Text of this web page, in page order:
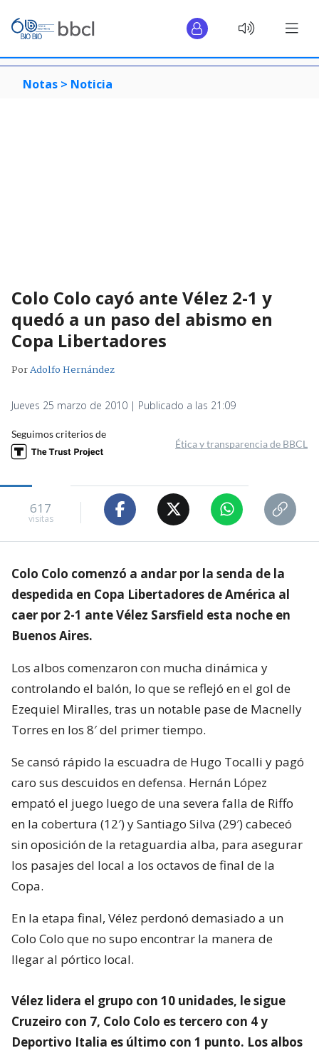
Notas > Noticia
Colo Colo cayó ante Vélez 2-1 y
quedó a un paso del abismo en
Copa Libertadores
PorAdolfo Hernández
Jueves 25 marzo de 2010 | Publicado a las 21:09
Seguimos criterios de
Ética y transparencia de BBCL
617
visitas
Colo Colo comenzó a andar por la senda de la
despedida en Copa Libertadores de América al
caer por 2-1 ante Vélez Sarsfield esta noche en
Buenos Aires.
Los albos comenzaron con mucha dinámica y
controlando el balón, lo que se reflejó en el gol de
Ezequiel Miralles, tras un notable pase de Macnelly
Torres en los 8′ del primer tiempo.
Se cansó rápido la escuadra de Hugo Tocalli y pagó
caro sus descuidos en defensa. Hernán López
empató el juego luego de una severa falla de Riffo
en la cobertura (12′) y Santiago Silva (29′) cabeceó
sin oposición de la retaguardia alba, para asegurar
los pasajes del local a los octavos de final de la
Copa.
En la etapa final, Vélez perdonó demasiado a un
Colo Colo que no supo encontrar la manera de
llegar al pórtico local.
Vélez lidera el grupo con 10 unidades, le sigue
Cruzeiro con 7, Colo Colo es tercero con 4 y
Deportivo Italia es último con 1 punto. Los albos